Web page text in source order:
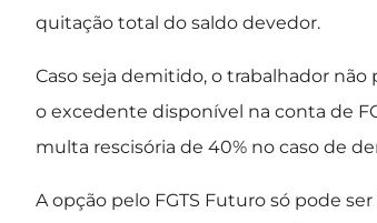
quitação total do saldo devedor.
Caso seja demitido, o trabalhador
o excedente disponível na conta de
multa rescisória de 40% no caso de
A opção pelo FGTS Futuro só pode